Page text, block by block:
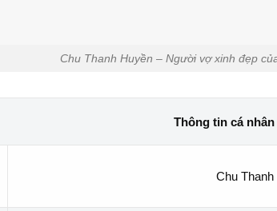
Chu Thanh Huyền – Người vợ xinh đẹp
Thông tin cá nhân
Chu Thanh